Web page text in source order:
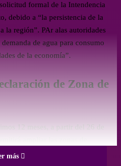
formal de la Intendencia
debido a “la persistencia de la
la región”. PAr alas autoridades
de agua para consumo
de la economía”.
de Zona de
en la región por el decreto
más